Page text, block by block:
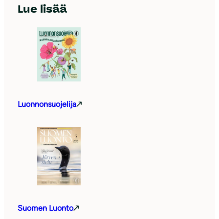
Lue lisää
Luonnonsuojelija
Suomen Luonto